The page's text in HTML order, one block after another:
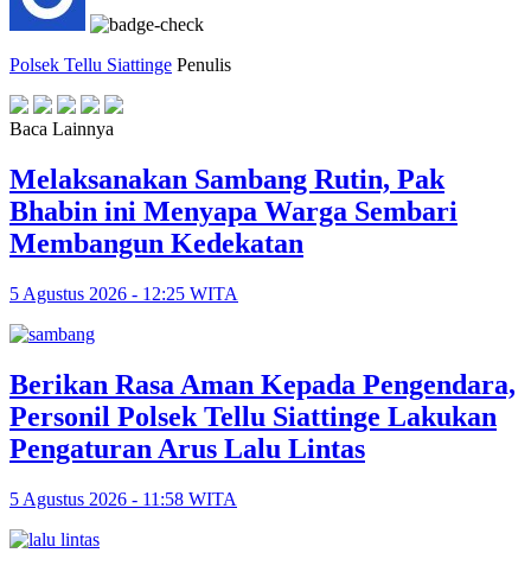
Polsek Tellu Siattinge Penulis
Baca Lainnya
Melaksanakan Sambang Rutin, Pak
Bhabin ini Menyapa Warga Sembari
Membangun Kedekatan
5 Agustus 2026 - 12:25 WITA
Berikan Rasa Aman Kepada Pengendara,
Personil Polsek Tellu Siattinge Lakukan
Pengaturan Arus Lalu Lintas
5 Agustus 2026 - 11:58 WITA